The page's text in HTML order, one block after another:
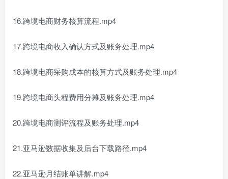
16.跨境电商财务核算流程.mp4
17.跨境电商收入确认方式及账务处理.mp4
18.跨境电商采购成本的核算方式及账务处理.mp4
19.跨境电商头程费用分摊及账务处理.mp4
20.跨境电商测评流程及账务处理.mp4
21.亚马逊数据收集及后台下载路径.mp4
22.亚马逊月结账单讲解.mp4